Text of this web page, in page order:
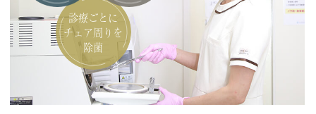
診療ごとに
チェア周りを
除菌